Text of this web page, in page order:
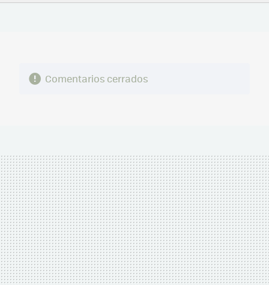
FACEBOOK
TWITTERFLIPBOARD
E-
WHATSAPP
Comentarios cerrados